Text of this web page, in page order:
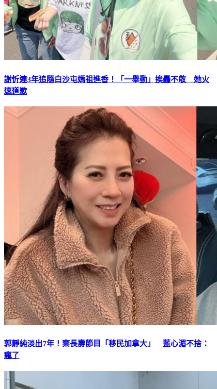
謝忻連3年追隨白沙屯媽祖進香！「一舉動」挨轟不敬 她火
速道歉
郭靜純淡出7年！棄長壽節目「移民加拿大」 藍心湄不捨：
瘋了